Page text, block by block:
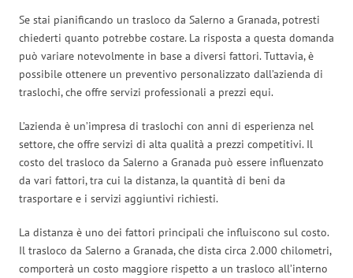
Se stai pianificando un trasloco da Salerno a Granada, potresti
chiederti quanto potrebbe costare. La risposta a questa domanda
può variare notevolmente in base a diversi fattori. Tuttavia, è
possibile ottenere un preventivo personalizzato dall’azienda di
traslochi, che offre servizi professionali a prezzi equi.
L’azienda è un’impresa di traslochi con anni di esperienza nel
settore, che offre servizi di alta qualità a prezzi competitivi. Il
costo del trasloco da Salerno a Granada può essere influenzato
da vari fattori, tra cui la distanza, la quantità di beni da
trasportare e i servizi aggiuntivi richiesti.
La distanza è uno dei fattori principali che influiscono sul costo.
Il trasloco da Salerno a Granada, che dista circa 2.000 chilometri,
comporterà un costo maggiore rispetto a un trasloco all’interno